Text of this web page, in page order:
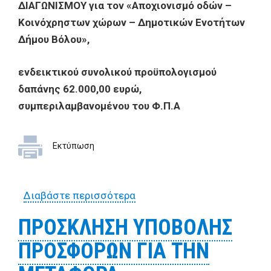
ΔΙΑΓΩΝΙΣΜΟΥ για τον «Αποχιονισμό οδών –
Κοινόχρηστων χώρων – Δημοτικών Ενοτήτων
Δήμου Βόλου»,
ενδεικτικού συνολικού προϋπολογισμού
δαπάνης 62.000,00 ευρώ,
συμπεριλαμβανομένου του Φ.Π.Α
Εκτύπωση
Διαβάστε περισσότεραγια ΔΙΑΚΗΡΥΞΗ ΣΥΝΟΠΤΙΚΟΥ
ΔΙΑΓΩΝΙΣΜΟΥ για
τον «Αποχιονισμό οδών –
Κοινόχρηστων χώρων –
ΠΡΟΣΚΛΗΣΗ ΥΠΟΒΟΛΗΣ
ΠΡΟΣΦΟΡΩΝ ΓΙΑ ΤΗΝ